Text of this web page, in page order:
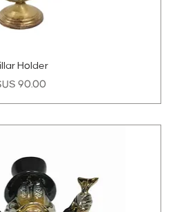
Holder
السعر